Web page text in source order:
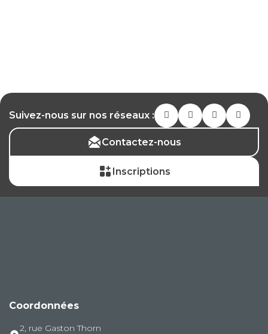
Suivez-nous sur nos réseaux :
Contactez-nous
Inscriptions
Coordonnées
2, rue Gaston Thorn